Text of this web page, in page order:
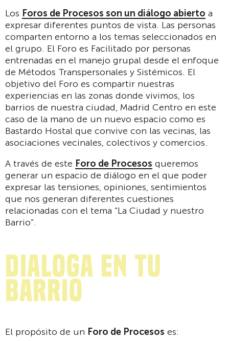
Los Foros de Procesos son un diálogo abierto a
expresar diferentes puntos de vista. Las personas
comparten entorno a los temas seleccionados en
el grupo. El Foro es Facilitado por personas
entrenadas en el manejo grupal desde el enfoque
de Métodos Transpersonales y Sistémicos. El
objetivo del Foro es compartir nuestras
experiencias en las zonas donde vivimos, los
barrios de nuestra ciudad, Madrid Centro en este
caso de la mano de un nuevo espacio como es
Bastardo Hostal que convive con las vecinas, las
asociaciones vecinales, colectivos y comercios.
A través de este Foro de Procesos queremos
generar un espacio de diálogo en el que poder
expresar las tensiones, opiniones, sentimientos
que nos generan diferentes cuestiones
relacionadas con el tema “La Ciudad y nuestro
Barrio”.
Dialoga en tu
barrio
El propósito de un Foro de Procesos​ es: